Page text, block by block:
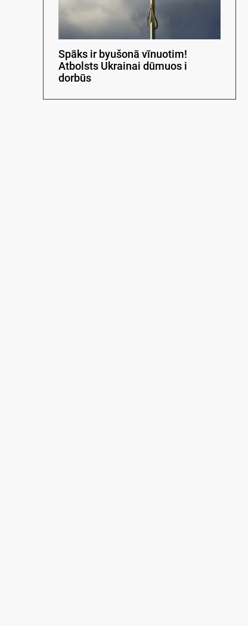
Spāks ir byušonā vīnuotim!
Atbolsts Ukrainai dūmuos i
dorbūs